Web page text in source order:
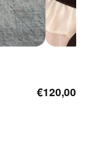
€120,00